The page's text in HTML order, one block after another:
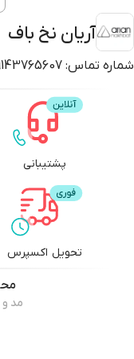
آریان نخ باف
شماره تماس:
پشتیبانی
تحویل اکسپرس
مد و